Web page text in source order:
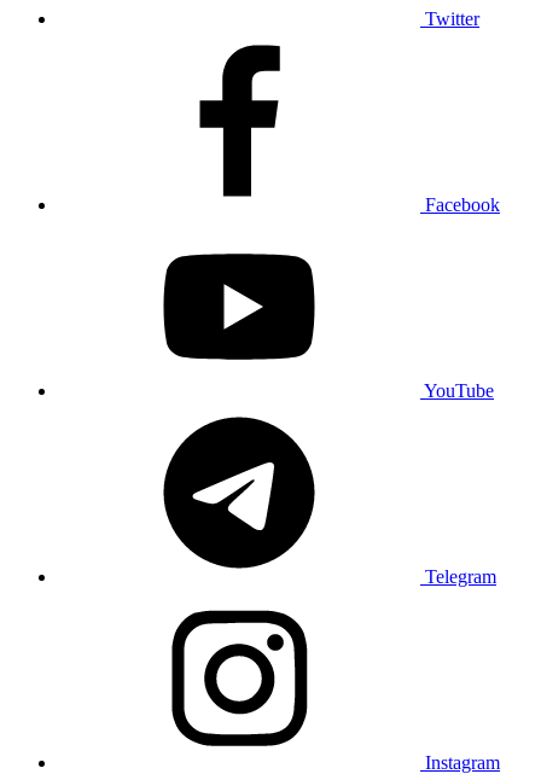
Twitter
Facebook
YouTube
Telegram
Instagram